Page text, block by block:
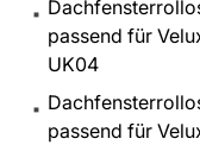
passend für
UK04
passend für